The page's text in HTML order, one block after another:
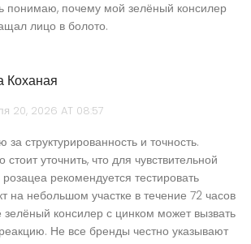
понимаю, почему мой зелёный консилер
лицо в болото.
Коханая
20, 2026 AT 08:57
за структурированность и точность.
стоит уточнить, что для чувствительной
розацеа рекомендуется тестировать
на небольшом участке в течение 72 часов
консилер с цинком может вызвать
Не все бренды честно указывают